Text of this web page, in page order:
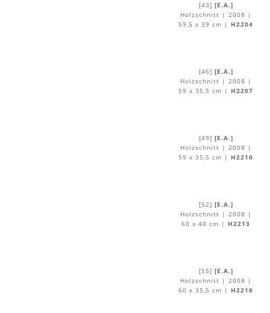
[43] [E.A.]
Holzschnitt | 2008 |
59,5 x 39 cm |
H2204
[46] [E.A.]
Holzschnitt | 2008 |
59 x 35,5 cm |
H2207
[49] [E.A.]
Holzschnitt | 2008 |
59 x 35,5 cm |
H2210
[52] [E.A.]
Holzschnitt | 2008 |
60 x 40 cm |
H2213
[55] [E.A.]
Holzschnitt | 2008 |
60 x 35,5 cm |
H2216